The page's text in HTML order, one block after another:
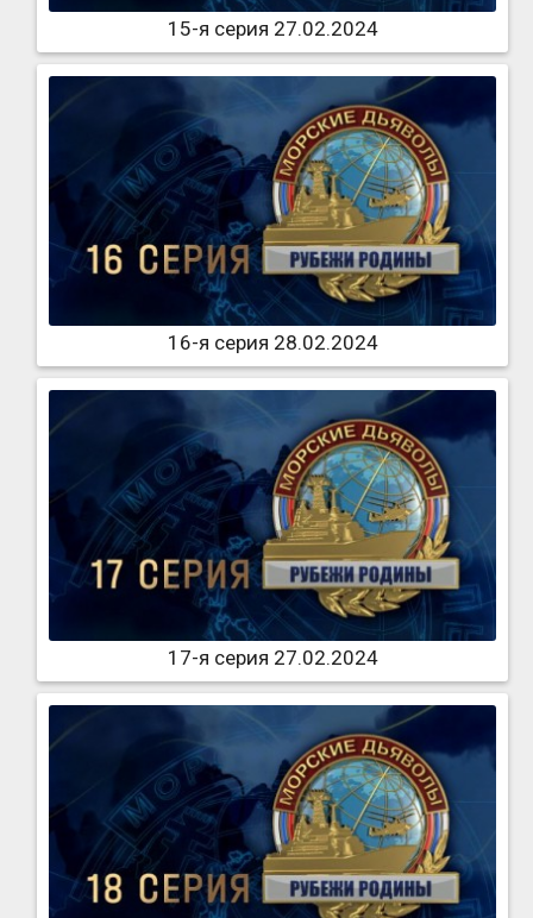
15-я серия 27.02.2024
16-я серия 28.02.2024
17-я серия 27.02.2024